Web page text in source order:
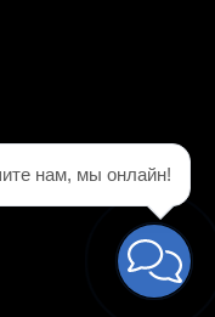
нам, мы онлайн!